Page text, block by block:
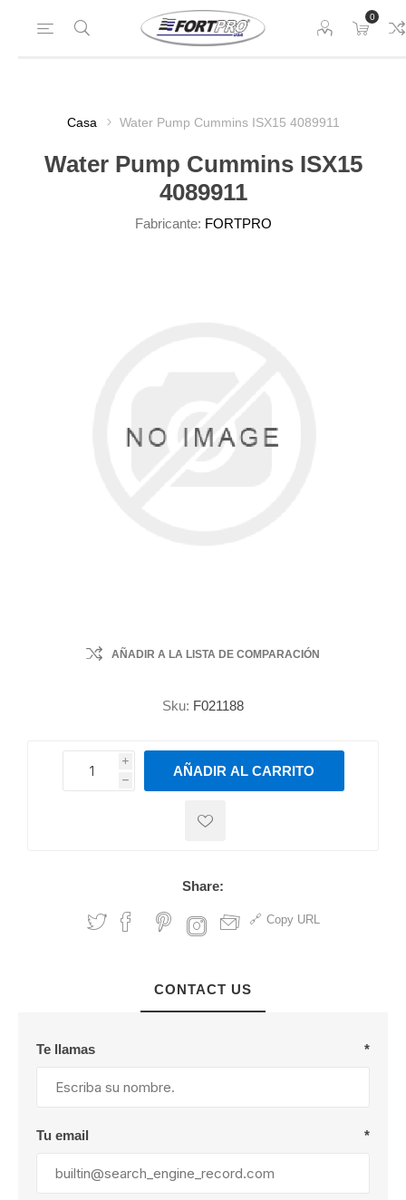
0
Casa Water Pump Cummins ISX15 4089911
Water Pump Cummins ISX15
4089911
Fabricante: FORTPRO
AÑADIR A LA LISTA DE COMPARACIÓN
Sku: F021188
i
h
h
AÑADIR AL CARRITO
Share:
Copy URL
CONTACT US
Te llamas *
Tu email *